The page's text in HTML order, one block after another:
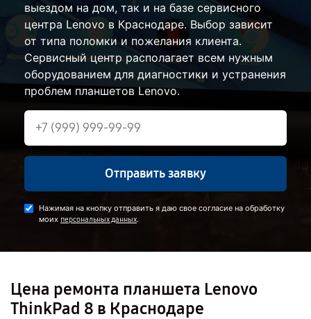
выездом на дом, так и на базе сервисного
центра Lenovo в Краснодаре. Выбор зависит
от типа поломки и пожелания клиента.
Сервисный центр располагает всем нужным
оборудованием для диагностики и устранения
проблем планшетов Lenovo.
Отправить заявку
Нажимая на кнопку отправить я даю свое согласие на обработку
моих персональных данных.
Цена ремонта планшета Lenovo
ThinkPad 8 в Краснодаре